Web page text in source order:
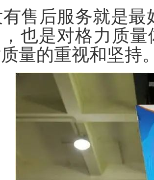
有售后服务就是最
也是对格力质
量的重视和坚持